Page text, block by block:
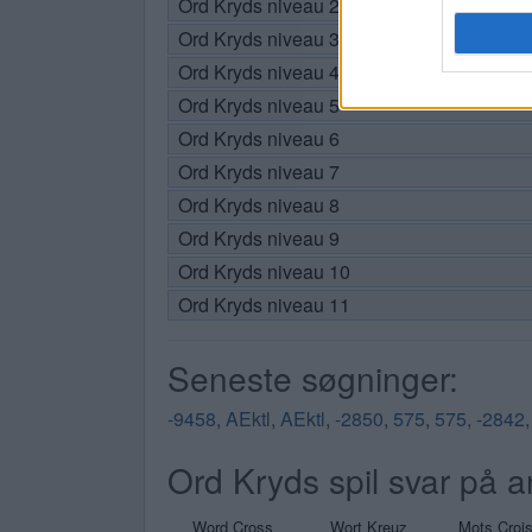
Ord Kryds niveau 3
Ord Kryds niveau 4
Ord Kryds niveau 5
Ord Kryds niveau 6
Ord Kryds niveau 7
Ord Kryds niveau 8
Ord Kryds niveau 9
Ord Kryds niveau 10
Ord Kryds niveau 11
Seneste søgninger:
-9458, AEktl, AEktl, -2850, 575, 575, -2842,
Ord Kryds spil svar på
Word Cross Wort Kreuz Mots